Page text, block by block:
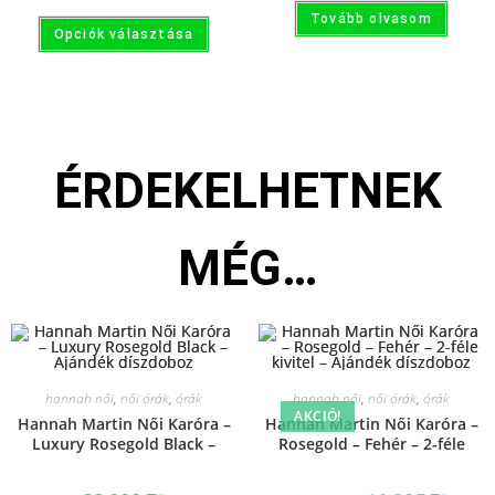
Opciók választása
Tovább olvasom
ÉRDEKELHETNEK
MÉG…
hannah női, női órák, órák
Hannah Martin Női Karóra –
Luxury Rosegold Black –
AKCIÓ!
hannah női, női órák, órák
Hannah Martin Női Karóra –
Rosegold – Fehér – 2-féle